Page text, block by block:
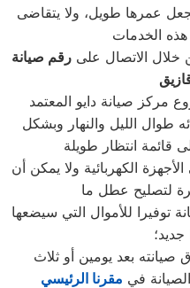
الاتصال على رقم صيانة
طوال الليل والنهار وبشكل
انتظار طويلة
الكهربائية ولا يمكن أن
توفيرا للأموال التي سيضعها
في مقرنا الرئيسي